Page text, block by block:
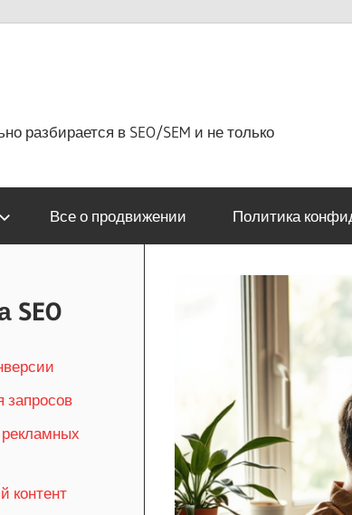
разбирается в SEO/SEM и не только
Все о продвижении Политика
SEO
запросов
контент